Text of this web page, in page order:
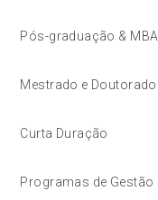
Pós-graduação & MBA
Mestrado e Doutorado
Curta Duração
Programas de Gestão